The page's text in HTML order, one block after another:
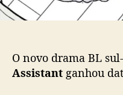
O novo drama BL
Assistant ganhou